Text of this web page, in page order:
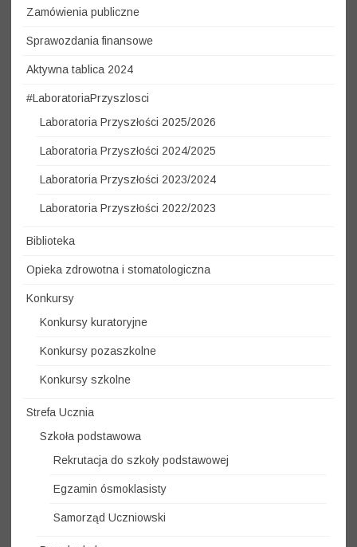
Zamówienia publiczne
Sprawozdania finansowe
Aktywna tablica 2024
#LaboratoriaPrzyszlosci
Laboratoria Przyszłości 2025/2026
Laboratoria Przyszłości 2024/2025
Laboratoria Przyszłości 2023/2024
Laboratoria Przyszłości 2022/2023
Biblioteka
Opieka zdrowotna i stomatologiczna
Konkursy
Konkursy kuratoryjne
Konkursy pozaszkolne
Konkursy szkolne
Strefa Ucznia
Szkoła podstawowa
Rekrutacja do szkoły podstawowej
Egzamin ósmoklasisty
Samorząd Uczniowski